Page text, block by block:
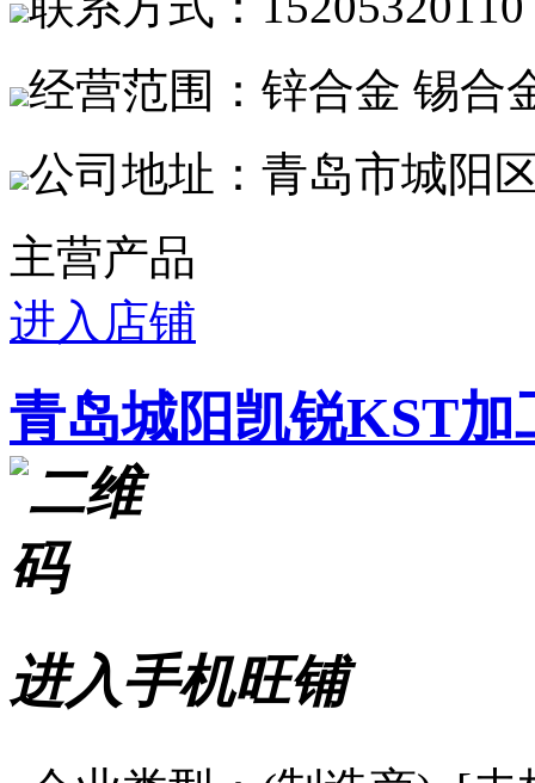
经营范围：锌合金 锡合
公司地址：青岛市城阳
主营产品
进入店铺
青岛城阳凯锐KST加
进入手机旺铺